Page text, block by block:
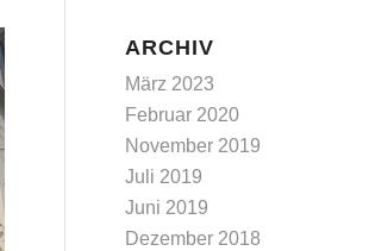
ARCHIV
März 2023
Februar 2020
November 2019
Juli 2019
Juni 2019
Dezember 2018